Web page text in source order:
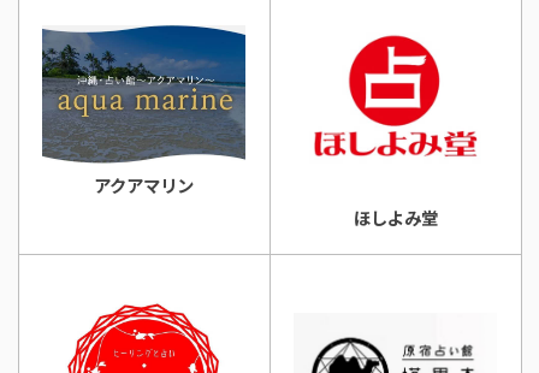
アクアマリン
ほしよみ堂